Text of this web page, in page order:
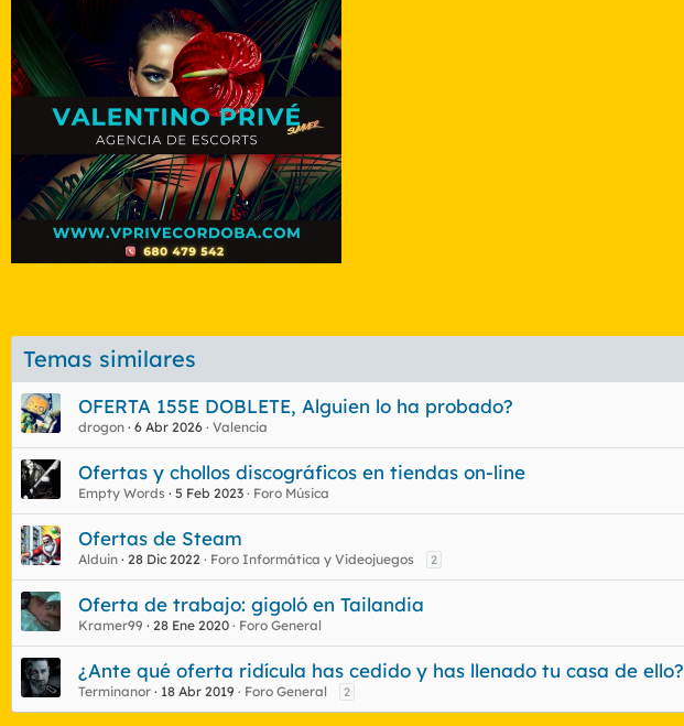
Temas similares
OFERTA 155E DOBLETE, Alguien lo ha probado?
drogon 6 Abr 2026 Valencia
Ofertas y chollos discográficos en tiendas on-line
Empty Words 5 Feb 2023 Foro Música
Ofertas de Steam
Alduin 28 Dic 2022 Foro Informática y Videojuegos 2
Oferta de trabajo: gigoló en Tailandia
Kramer99 28 Ene 2020 Foro General
¿Ante qué oferta ridícula has cedido y has llenado tu casa de ello?
Terminanor 18 Abr 2019 Foro General 2